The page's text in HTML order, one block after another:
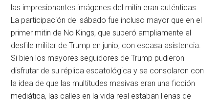
las impresionantes imágenes del mitin eran auténticas.
La participación del sábado fue incluso mayor que en el
primer mitin de No Kings, que superó ampliamente el
desfile militar de Trump en junio, con escasa asistencia.
Si bien los mayores seguidores de Trump pudieron
disfrutar de su réplica escatológica y se consolaron con
la idea de que las multitudes masivas eran una ficción
mediática, las calles en la vida real estaban llenas de